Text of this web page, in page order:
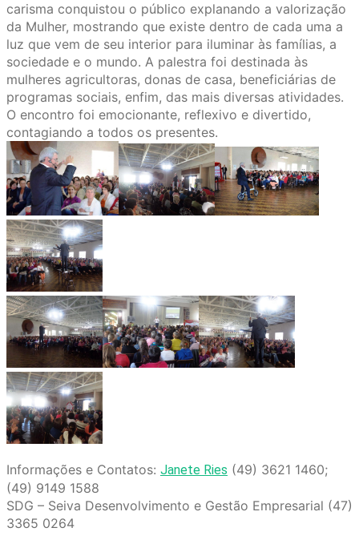
carisma conquistou o público explanando a valorização
da Mulher, mostrando que existe dentro de cada uma a
luz que vem de seu interior para iluminar às famílias, a
sociedade e o mundo. A palestra foi destinada às
mulheres agricultoras, donas de casa, beneficiárias de
programas sociais, enfim, das mais diversas atividades.
O encontro foi emocionante, reflexivo e divertido,
contagiando a todos os presentes.
Informações e Contatos: Janete Ries (49) 3621 1460;
(49) 9149 1588
SDG – Seiva Desenvolvimento e Gestão Empresarial (47)
3365 0264